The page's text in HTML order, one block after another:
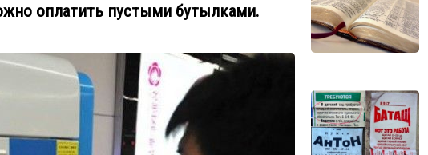
оплатить пустыми бутылками.